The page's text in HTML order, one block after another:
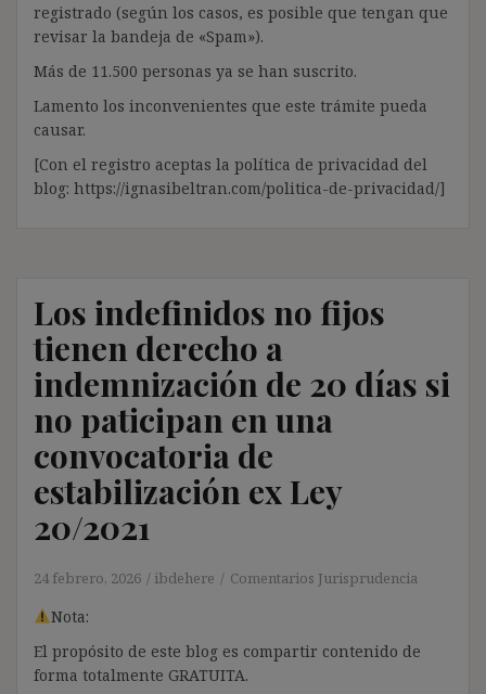
registrado (según los casos, es posible que tengan que
revisar la bandeja de «Spam»).
Más de 11.500 personas ya se han suscrito.
Lamento los inconvenientes que este trámite pueda
causar.
[Con el registro aceptas la política de privacidad del
blog: https://ignasibeltran.com/politica-de-privacidad/]
Los indefinidos no fijos
tienen derecho a
indemnización de 20 días si
no paticipan en una
convocatoria de
estabilización ex Ley
20/2021
24 febrero, 2026 ibdehere Comentarios Jurisprudencia
Nota:
El propósito de este blog es compartir contenido de
forma totalmente GRATUITA.